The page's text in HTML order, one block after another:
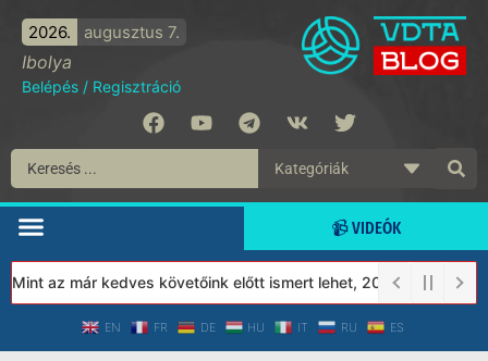
2026. augusztus 7.
Ibolya
Belépés / Regisztráció
📹 VIDEÓK
az már kedves követőink előtt ismert lehet, 2023-tól a Védett
EN FR DE HU IT RU ES